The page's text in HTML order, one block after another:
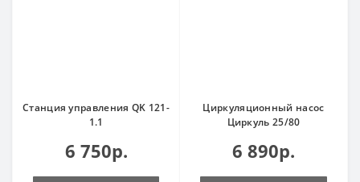
Станция управления QK 121-
1.1
6 750р.
Циркуляционный насос
Циркуль 25/80
6 890р.